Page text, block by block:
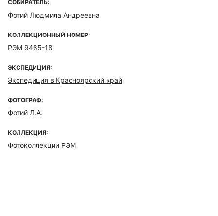
СОБИРАТЕЛЬ:
Фотий Людмила Андреевна
КОЛЛЕКЦИОННЫЙ НОМЕР:
РЭМ 9485-18
ЭКСПЕДИЦИЯ:
Экспедиция в Красноярский край
ФОТОГРАФ:
Фотий Л.А.
КОЛЛЕКЦИЯ:
Фотоколлекции РЭМ